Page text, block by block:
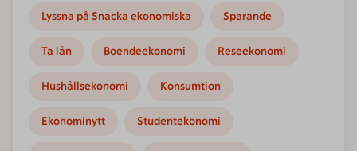
Lyssna på Snacka ekonomiska Sparande
Ta lån Boendeekonomi Reseekonomi
Hushållsekonomi Konsumtion
Ekonominytt Studentekonomi